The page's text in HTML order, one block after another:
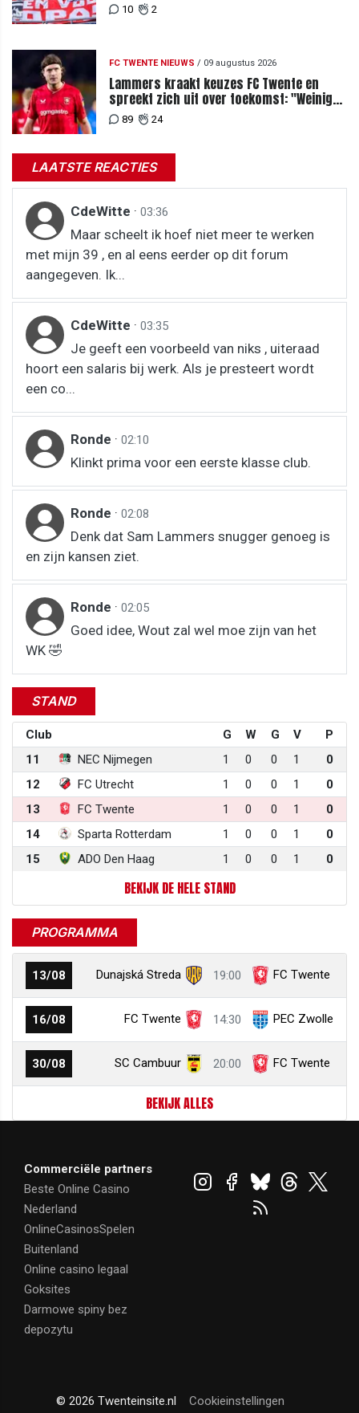
10 2
FC TWENTE NIEUWS / 09 augustus 2026
Lammers kraakt keuzes FC Twente en
spreekt zich uit over toekomst: "Weinig
van te begrijpen"
89 24
LAATSTE REACTIES
CdeWitte · 03:36
Maar scheelt ik hoef niet meer te werken
met mijn 39 , en al eens eerder op dit forum
aangegeven. Ik...
CdeWitte · 03:35
Je geeft een voorbeeld van niks , uiteraad
hoort een salaris bij werk. Als je presteert wordt
een co...
Ronde · 02:10
Klinkt prima voor een eerste klasse club.
Ronde · 02:08
Denk dat Sam Lammers snugger genoeg is
en zijn kansen ziet.
Ronde · 02:05
Goed idee, Wout zal wel moe zijn van het
WK 🤣
STAND
Club G W G V
P
11
NEC Nijmegen 1 0 0 1
0
12
FC Utrecht 1 0 0 1
0
13
FC Twente 1 0 0 1
0
14
Sparta Rotterdam 1 0 0 1
0
15
ADO Den Haag 1 0 0 1 0
BEKIJK DE HELE STAND
PROGRAMMA
13/08 Dunajská Streda 19:00 FC Twente
16/08 FC Twente 14:30 PEC Zwolle
30/08 SC Cambuur 20:00 FC Twente
BEKIJK ALLES
Commerciële partners
Beste Online Casino
Nederland
OnlineCasinosSpelen
Buitenland
Online casino legaal
Goksites
Darmowe spiny bez
depozytu
© 2026 Twenteinsite.nl Cookieinstellingen